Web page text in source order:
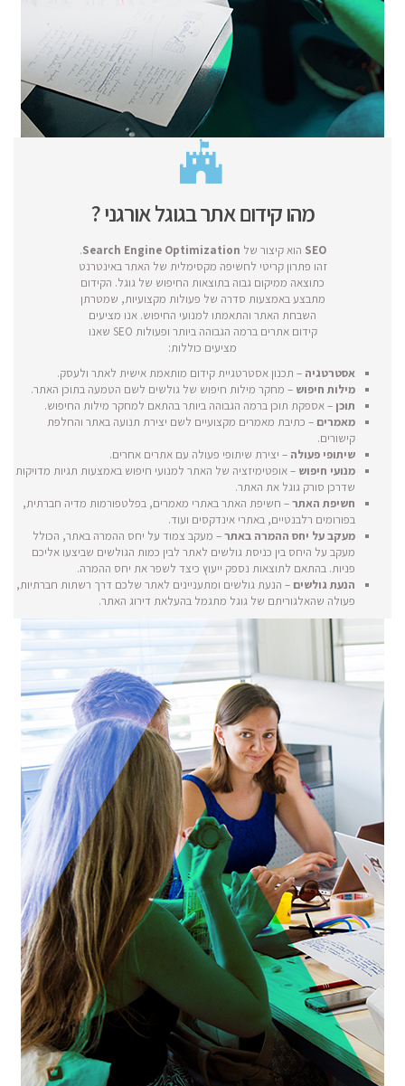
מהו קידום אתר בגוגל אורגני ?
SEO הוא קיצור של Search Engine Optimization
.
זהו פתרון קריטי לחשיפה מקסימלית של האתר באינטרנט
כתוצאה ממיקום גבוה בתוצאות החיפוש של גוגל. הקידום
מתבצע באמצעות סדרה של פעולות מקצועיות, שמטרתן
השבחת האתר והתאמתו למנועי החיפוש. אנו מציעים
קידום אתרים ברמה הגבוהה ביותר ופעולות SEO שאנו
מציעים כוללות:
אסטרטגיה – תכנון אסטרטגיית קידום מותאמת אישית לאתר ולעסק.
מילות חיפוש – מחקר מילות חיפוש של גולשים לשם הטמעה בתוכן האתר.
תוכן – אספקת תוכן ברמה הגבוהה ביותר בהתאם למחקר מילות החיפוש.
מאמרים – כתיבת מאמרים מקצועיים לשם יצירת תנועה באתר והחלפת
קישורים.
שיתופי פעולה – יצירת שיתופי פעולה עם אתרים אחרים.
מנועי חיפוש – אופטימיזציה של האתר למנועי חיפוש באמצעות תגיות מדויקות
שדרכן סורק גוגל את האתר.
חשיפת האתר– חשיפת האתר באתרי מאמרים, בפלטפורמות מדיה חברתית,
בפורומים רלבנטיים, באתרי אינדקסים ועוד.
מעקב על יחס ההמרה באתר– מעקב צמוד על יחס ההמרה באתר, הכולל
מעקב על היחס בין כניסת גולשים לאתר לבין כמות הגולשים שביצעו אליכם
פניות. בהתאם לתוצאות נספק ייעוץ כיצד לשפר את יחס ההמרה.
הנעת גולשים – הנעת גולשים ומתעניינים לאתר שלכם דרך רשתות חברתיות,
פעולה שהאלגוריתם של גוגל מתגמל בהעלאת דירוג האתר.